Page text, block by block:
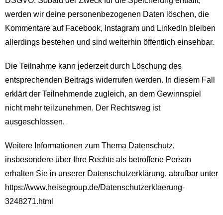
werden wir deine personenbezogenen Daten löschen, die
Kommentare auf Facebook, Instagram und LinkedIn bleiben
allerdings bestehen und sind weiterhin öffentlich einsehbar.
Die Teilnahme kann jederzeit durch Löschung des
entsprechenden Beitrags widerrufen werden. In diesem Fall
erklärt der Teilnehmende zugleich, an dem Gewinnspiel
nicht mehr teilzunehmen. Der Rechtsweg ist
ausgeschlossen.
Weitere Informationen zum Thema Datenschutz,
insbesondere über Ihre Rechte als betroffene Person
erhalten Sie in unserer Datenschutzerklärung, abrufbar unter
https://www.heisegroup.de/Datenschutzerklaerung-
3248271.html